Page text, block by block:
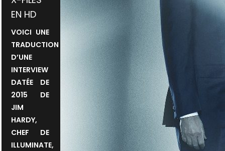
EN HD
VOICI UNE
TRADUCTION
D’UNE
INTERVIEW
DATÉE DE
2015 DE
JIM
HARDY,
CHEF DE
ILLUMINATE,